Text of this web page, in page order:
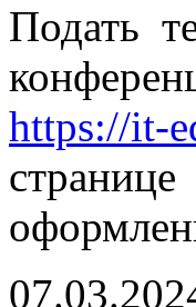
Подать
https://it-